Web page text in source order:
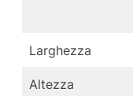
Larghezza
Altezza